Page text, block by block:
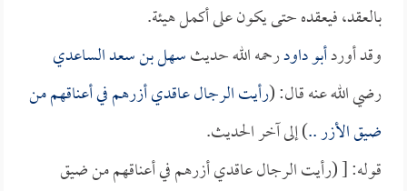
بالعقد، فيعقده حتى يكون على أكمل هيئة.
وقد أوردأبو داودرحمه الله حديثسهل بن سعد الساعدي
رضي الله عنه قال: (رأيت الرجال عاقدي أزرهم في أعناقهم من
ضيق الأزر ..) إلى آخر الحديث.
قوله: [ (رأيت الرجال عاقدي أزرهم في أعناقهم من ضيق